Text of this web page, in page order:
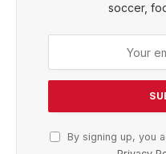
soccer,
By signing up, you